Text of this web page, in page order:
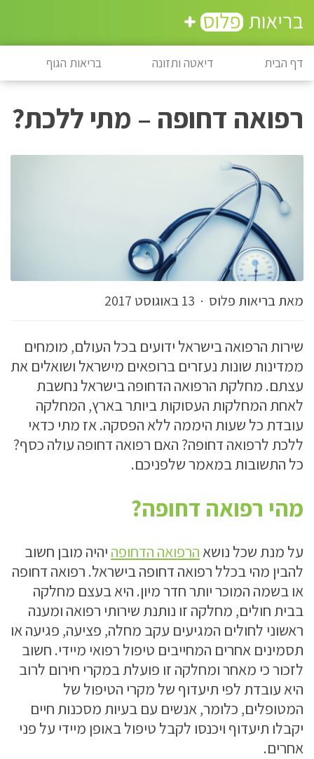
דף הבית דיאטה ותזונה בריאות הגוף
רפואה דחופה – מתי ללכת?
מאת בריאות פלוס · 13 באוגוסט 2017
שירות הרפואה בישראל ידועים בכל העולם, מומחים
ממדינות שונות נעזרים ברופאים מישראל ושואלים את
עצתם. מחלקת הרפואה הדחופה בישראל נחשבת
לאחת המחלקות העסוקות ביותר בארץ, המחלקה
עובדת כל שעות היממה ללא הפסקה. אז מתי כדאי
ללכת לרפואה דחופה? האם רפואה דחופה עולה כסף?
כל התשובות במאמר שלפניכם.
מהי רפואה דחופה?
על מנת שכל נושאהרפואה הדחופה יהיה מובן חשוב
להבין מהי בכלל רפואה דחופה בישראל. רפואה דחופה
או בשמה המוכר יותר חדר מיון. היא בעצם מחלקה
בבית חולים, מחלקה זו נותנת שירותי רפואה ומענה
ראשוני לחולים המגיעים עקב מחלה, פציעה, פגיעה או
תסמינים אחרים המחייבים טיפול רפואי מיידי. חשוב
לזכור כי מאחר ומחלקה זו פועלת במקרי חירום לרוב
היא עובדת לפי תיעדוף של מקרי הטיפול של
המטופלים, כלומר, אנשים עם בעיות מסכנות חיים
יקבלו תיעדוף ויכנסו לקבל טיפול באופן מיידי על פני
אחרים.